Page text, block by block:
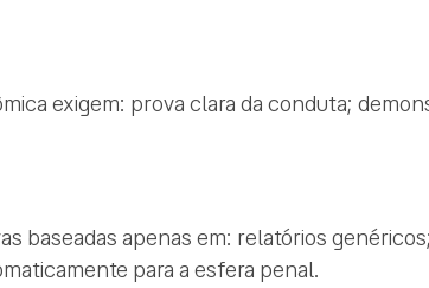
exigem: prova clara da conduta;
baseadas apenas em: relatórios
para a esfera penal.